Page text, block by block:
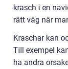
krasch i en
rätt väg när
Kraschar kan
Till exempel
ha andra